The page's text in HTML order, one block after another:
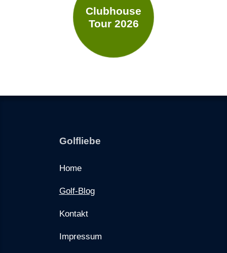
Clubhouse
Tour 2026
Golfliebe
Home
Golf-Blog
Kontakt
Impressum